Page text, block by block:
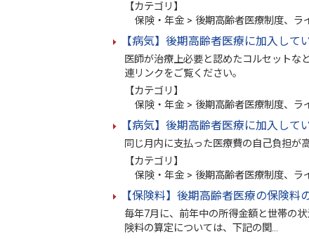
【カテゴリ】
保険・年金 > 後期高齢者医療制度、
【病気】後期高齢者医療に加入し
医師が治療上必要と認めたコルセットな
連リンクをご覧ください。
【カテゴリ】
保険・年金 > 後期高齢者医療制度、
【病気】後期高齢者医療に加入し
同じ月内に支払った医療費の自己負担が
【カテゴリ】
保険・年金 > 後期高齢者医療制度、
【保険料】後期高齢者医療の保険料
毎年7月に、前年中の所得金額と世帯の
険料の算定については、下記の関…